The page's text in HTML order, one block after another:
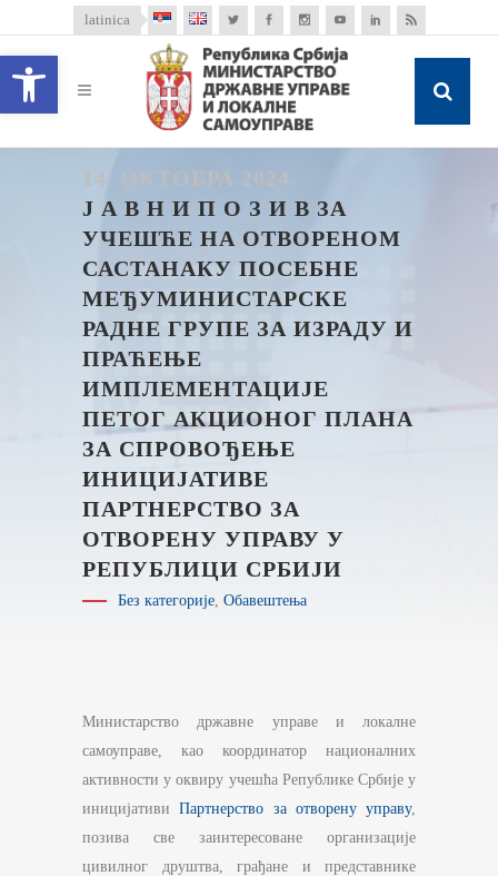
Open toolbar
latinica
14. ОКТОБРА 2024.
Ј А В Н И П О З И В ЗА
УЧЕШЋЕ НА ОТВОРЕНОМ
САСТАНАКУ ПОСЕБНЕ
МЕЂУМИНИСТАРСКЕ
РАДНЕ ГРУПЕ ЗА ИЗРАДУ И
ПРАЋЕЊЕ
ИМПЛЕМЕНТАЦИЈЕ
ПЕТОГ АКЦИОНОГ ПЛАНА
ЗА СПРОВОЂЕЊЕ
ИНИЦИЈАТИВЕ
ПАРТНЕРСТВО ЗА
ОТВОРЕНУ УПРАВУ У
РЕПУБЛИЦИ СРБИЈИ
Без категорије, Обавештења
Министарство државне управе и локалне
самоуправе, као координатор националних
активности у оквиру учешћа Републике Србије у
иницијативиПартнерство за отворену управу,
позива све заинтересоване организације
цивилног друштва, грађане и представнике